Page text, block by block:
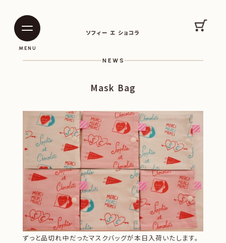
ソフィー エ ショコラ
MENU
カー
NEWS
Mask Bag
ずっと品切れ中だったマスクバッグが本日入荷いたします。